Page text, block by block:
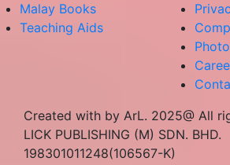
Malay Books
Teaching Aids
Created with by ArL. 2025@ All
LICK PUBLISHING (M) SDN. BHD.
198301011248(106567-K)